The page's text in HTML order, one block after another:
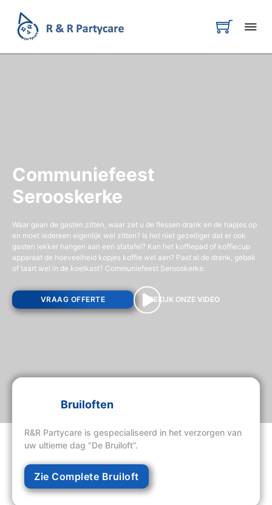
Communiefeest
Serooskerke
Waar gaan de gasten zitten, waar zet u de flessen drank en de hapjes op
en moet iedereen eigenlijk wel zitten? Is het niet gezelliger dat er ook
gasten lekker hangen aan een statafel? Kan het koffiepad of koffiecup
apparaat de hoeveelheid kopjes koffie wel aan? Past al de drank, gebak
of taart wel in de koelkast? Communiefeest Serooskerke.
VRAAG OFFERTE BEKIJK ONZE VIDEO
Bruiloften
R&R Partycare is gespecialiseerd in het verzorgen van
uw ultieme dag “De Bruiloft”.
Zie Complete Bruiloft